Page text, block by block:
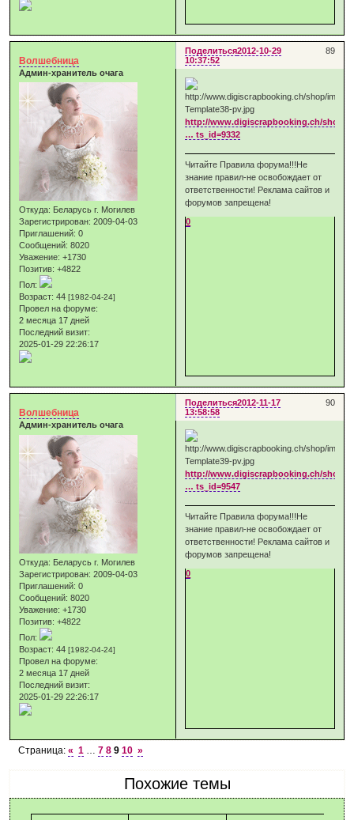
Поделиться 89
2012-10-29
10:37:52
Волшебница
Админ-хранитель очага
Откуда: Беларусь г. Могилев
Зарегистрирован: 2009-04-03
Приглашений: 0
Сообщений: 8020
Уважение: +1730
Позитив: +4822
Пол:
Возраст: 44[1982-04-24]
Провел на форуме:
2 месяца 17 дней
Последний визит:
2025-01-29 22:26:17
http://www.digiscrapbooking.ch/shop/
… ts_id=9332
Читайте Правила форума!!!Не
знание правил-не освобождает от
ответственности! Реклама сайтов и
форумов запрещена!
0
Поделиться 90
2012-11-17
13:58:58
Волшебница
Админ-хранитель очага
Откуда: Беларусь г. Могилев
Зарегистрирован: 2009-04-03
Приглашений: 0
Сообщений: 8020
Уважение: +1730
Позитив: +4822
Пол:
Возраст: 44[1982-04-24]
Провел на форуме:
2 месяца 17 дней
Последний визит:
2025-01-29 22:26:17
http://www.digiscrapbooking.ch/shop/
… ts_id=9547
Читайте Правила форума!!!Не
знание правил-не освобождает от
ответственности! Реклама сайтов и
форумов запрещена!
0
Страница:« 1 7 8 9 10 »
Похожие темы